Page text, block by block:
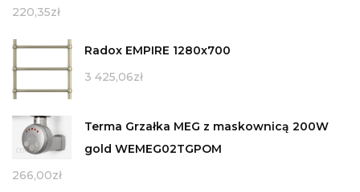
220,35zł
Radox EMPIRE 1280x700
3 425,06zł
Terma Grzałka MEG z maskownicą 200W
gold WEMEG02TGPOM
266,00zł